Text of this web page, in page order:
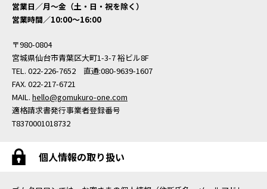
営業日／月〜金（土・日・祝を除く）
営業時間／10:00〜16:00
〒980-0804
宮城県仙台市青葉区大町1-3-7 裕ビル8F
TEL. 022-226-7652 直通:080-9639-1607
FAX. 022-217-6721
MAIL. hello@gomukuro-one.com
適格請求書発行事業者登録番号
T8370001018732
個人情報の取り扱い